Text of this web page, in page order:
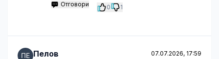
Отговори 0 1
Пелов 07.07.2026, 17:59